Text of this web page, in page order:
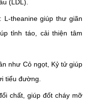
(LDL).
L-theanine giúp thư giãn
tỉnh táo, cải thiện tâm
như Cỏ ngọt, Kỷ tử giúp
tiểu đường.
chất, giúp đốt cháy mỡ